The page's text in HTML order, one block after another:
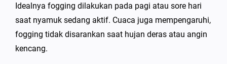
Idealnya fogging dilakukan pada pagi atau sore hari
saat nyamuk sedang aktif. Cuaca juga mempengaruhi,
fogging tidak disarankan saat hujan deras atau angin
kencang.